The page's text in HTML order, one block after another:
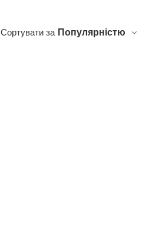
Сортувати за Популярністю